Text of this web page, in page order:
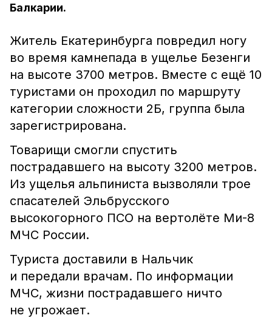
Балкарии.
Житель Екатеринбурга повредил ногу
во время камнепада в ущелье Безенги
на высоте 3700 метров. Вместе с ещё 10
туристами он проходил по маршруту
категории сложности 2Б, группа была
зарегистрирована.
Товарищи смогли спустить
пострадавшего на высоту 3200 метров.
Из ущелья альпиниста вызволяли трое
спасателей Эльбрусского
высокогорного ПСО на вертолёте Ми-8
МЧС России.
Туриста доставили в Нальчик
и передали врачам. По информации
МЧС, жизни пострадавшего ничто
не угрожает.